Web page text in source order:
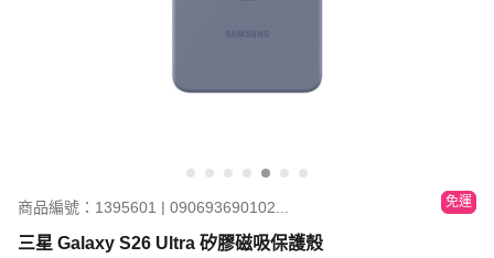
商品編號：1395601 | 090693690102... 免運
三星 Galaxy S26 Ultra 矽膠磁吸保護殼